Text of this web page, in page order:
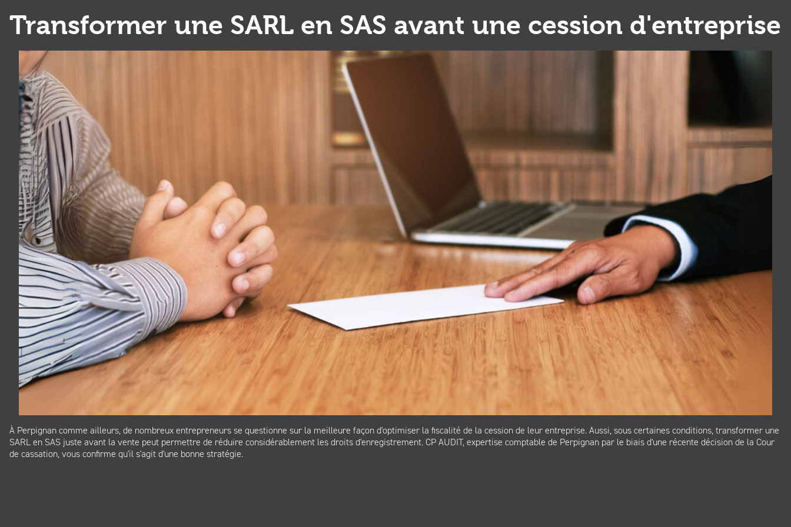
Transformer une SARL en SAS avant une cession d'entreprise
À Perpignan comme ailleurs, de nombreux entrepreneurs se questionne sur la meilleure façon d'optimiser la fiscalité de la cession de leur entreprise. Aussi, sous certaines conditions, transformer une
SARL en SAS juste avant la vente peut permettre de réduire considérablement les droits d'enregistrement. CP AUDIT, expertise comptable de Perpignan par le biais d'une récente décision de la Cour
de cassation, vous confirme qu'il s'agit d'une bonne stratégie.